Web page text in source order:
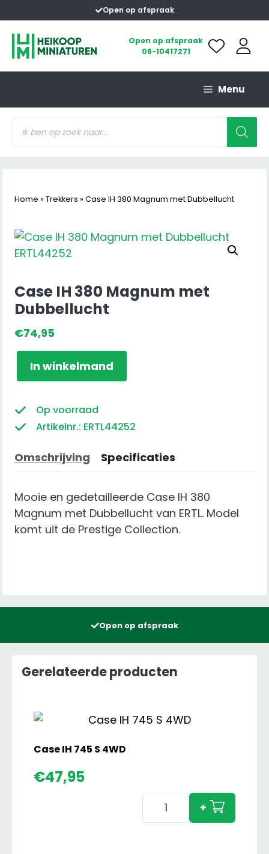
naar
inhoud
Open op afspraak
Open op afspraak
06-10417271
Menu
zoeken
Home » Trekkers » Case IH 380 Magnum met Dubbellucht
Case IH 380 Magnum met
Dubbellucht
€74,95
Magnum
met
aantal
In winkelmand
Op voorraad
Artikelnr.: ERTL44252
Omschrijving Specificaties
Mooie en gedetailleerde Case IH 380
Magnum met Dubbellucht van ERTL. Model
komt uit de Prestige Collection.
Open op afspraak
Gerelateerde producten
Case IH 745 S 4WD
€47,95
Case
+